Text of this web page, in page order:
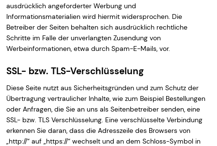
ausdrücklich angeforderter Werbung und
Informationsmaterialien wird hiermit widersprochen. Die
Betreiber der Seiten behalten sich ausdrücklich rechtliche
Schritte im Falle der unverlangten Zusendung von
Werbeinformationen, etwa durch Spam-E-Mails, vor.
SSL- bzw. TLS-Verschlüsselung
Diese Seite nutzt aus Sicherheitsgründen und zum Schutz der
Übertragung vertraulicher Inhalte, wie zum Beispiel Bestellungen
oder Anfragen, die Sie an uns als Seitenbetreiber senden, eine
SSL- bzw. TLS Verschlüsselung. Eine verschlüsselte Verbindung
erkennen Sie daran, dass die Adresszeile des Browsers von
„http://“ auf „https://“ wechselt und an dem Schloss-Symbol in